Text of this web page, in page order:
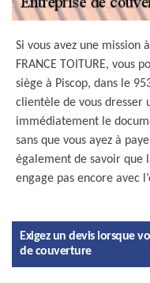
Si vous avez une mission
FRANCE TOITURE, vous
siège à Piscop, dans le
clientèle de vous dresser
immédiatement le
sans que vous ayez à
également de savoir que
engage pas encore avec
Exigez un devis lorsque
de couverture